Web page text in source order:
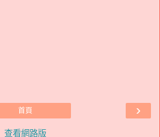
›
首頁
查看網路版